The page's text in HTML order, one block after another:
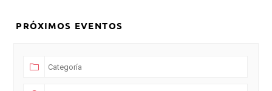
PRÓXIMOS EVENTOS